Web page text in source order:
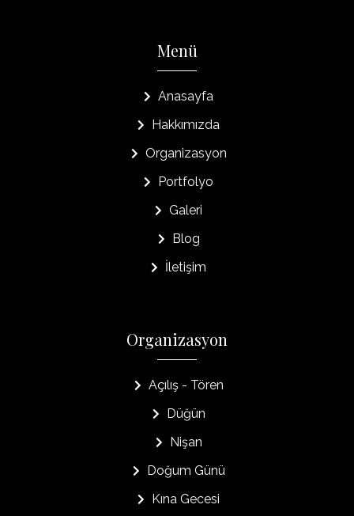
Menü
Anasayfa
Hakkımızda
Organizasyon
Portfolyo
Galeri
Blog
İletişim
Organizasyon
Açılış - Tören
Düğün
Nişan
Doğum Günü
Kına Gecesi